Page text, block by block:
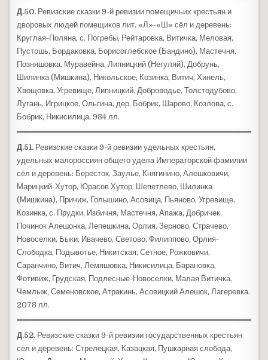
Д.50. Ревизские сказки 9-й ревизии помещичьих крестьян и
дворовых людей помещиков лит. «Л»-«Ш» сёл и деревень:
Круглая-Поляна, с. Погребы, Рейтаровка, Витичка, Меловая,
Пустошь, Бордаковка, Борисоглебское (Бандино), Мастечня,
Позняшовка, Муравейна, Липницкий (Негуляй), Добрунь,
Шилинка (Мишкина), Никольское, Козинка, Витич, Хинель,
Хвощовка, Угревище, Липницкий, Доброводье, Толстодубово,
Лугань, Игрицкое, Ольгина, дер. Бобрик, Шарово, Козлова, с.
Бобрик, Никисилица. 984 лл.
Д.51. Ревизские сказки 9-й ревизии удельных крестьян,
удельных малороссиян общего удела Императорской фамилии
сёл и деревень: Бересток, Заулье, Княгинино, Алешковичи,
Марицкий-Хутор, Юрасов Хутор, Шепетлево, Шилинка
(Мишкина), Причиж, Голышино, Асовица, Пьяново, Угревище,
Козинка, с. Прудки, Избичня, Мастечня, Апажа, Добричек,
Починок Алешонка, Лепешкина, Орлия, Зерново, Страчево,
Новоселки, Быки, Ивачево, Светово, Филиппово, Орлия-
Слободка, Подывотье, Никитская, Сетное, Рожковичи,
Саранчино, Витич, Лемяшовка, Никисилица, Барановка,
Фотивиж, Грудская, Подлесные-Новоселки, Малая Витичка,
Чемлыж, Семеновское, Атракинь, Асовицкий Алешок, Лагеревка.
2078 лл.
Д.52. Ревизские сказки 9-й ревизии государственных крестьян
сёл и деревень: Стрелецкая, Казацкая, Пушкарная слобода,